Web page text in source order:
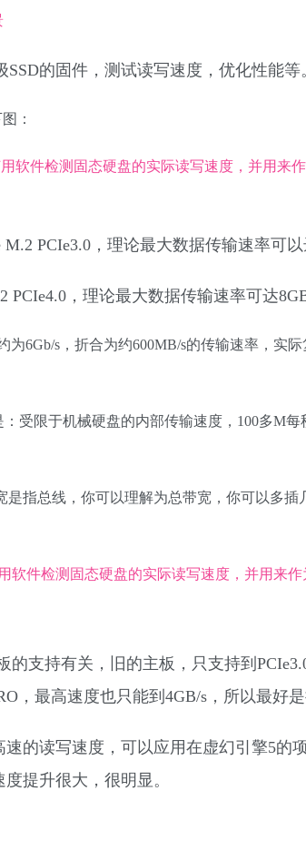
的固件，测试读写速度，优化性能等
：
PCIe3.0，理论最大数据传输速率可以
PCIe4.0，理论最大数据传输速率可达
为6Gb/s，折合为约600MB/s的传输速率，实
受限于机械硬盘的内部传输速度，100多M
是指总线，你可以理解为总带宽，你可以多
的支持有关，旧的主板，只支持到
，最高速度也只能到4GB/s，所以最好是
速的读写速度，可以应用在虚幻引擎5的
提升很大，很明显。